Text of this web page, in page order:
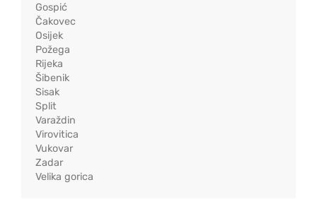
Gospić
Čakovec
Osijek
Požega
Rijeka
Šibenik
Sisak
Split
Varaždin
Virovitica
Vukovar
Zadar
Velika gorica